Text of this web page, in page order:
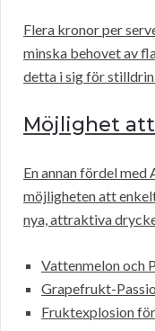
Flera kronor per
minska behovet av
detta i sig för
Möjlighet
En annan fördel
möjligheten att
nya, attraktiva
Vattenmelon och
Grapefrukt-
Fruktexplosion